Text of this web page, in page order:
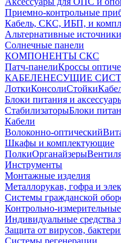
Приемно-контрольные
Кабель, СКС, ИБП, и
Альтернативные
Солнечные панели
КОМПОНЕНТЫ СКС
Патч-панелиКроссы
КАБЕЛЕНЕСУЩИЕ
ЛоткиКонсолиСтойки
Блоки питания и
СтабилизаторыБлоки
Кабели
Волоконно-оптический
Шкафы и комплектующие
ПолкиОрганайзеры
Инструменты
Монтажные изделия
Металлорукав, гофра и
Системы гражданской
Контрольно-
Индивидуальные средства
Защита от вирусов,
Системы регенерации